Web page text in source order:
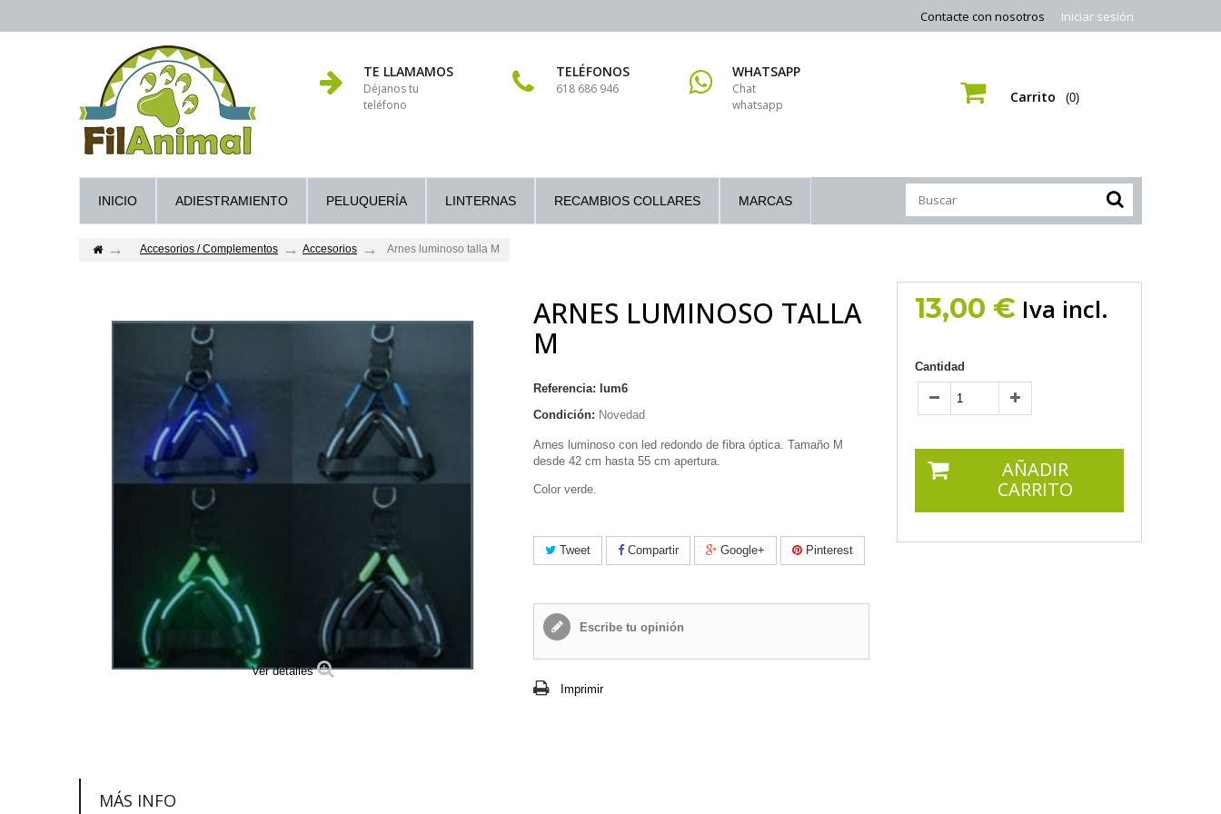
Iniciar sesión
Contacte con nosotros
TE LLAMAMOS
Déjanos tu
teléfono
TELÉFONOS
618 686 946
WHATSAPP
Chat
whatsapp
Carrito (0)
INICIO ADIESTRAMIENTO PELUQUERÍA LINTERNAS RECAMBIOS COLLARES MARCAS
Accesorios / Complementos Accesorios Arnes luminoso talla M
Ver detalles
ARNES LUMINOSO TALLA
M
Referencia: lum6
Condición: Novedad
Arnes luminoso con led redondo de fibra óptica. Tamaño M
desde 42 cm hasta 55 cm apertura.
Color verde.
Tweet Compartir Google+ Pinterest
Escribe tu opinión
Imprimir
13,00 € Iva incl.
Cantidad
AÑADIR
CARRITO
MÁS INFO